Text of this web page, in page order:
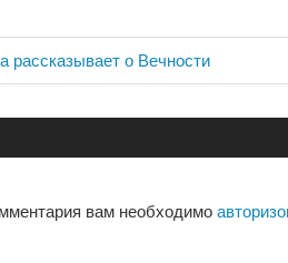
рассказывает о Вечности
вам необходимо